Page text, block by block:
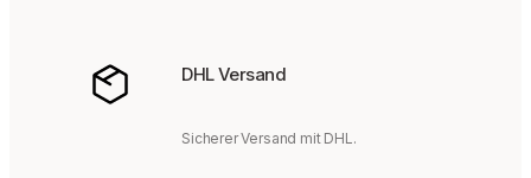
DHL Versand
Sicherer Versand mit DHL.